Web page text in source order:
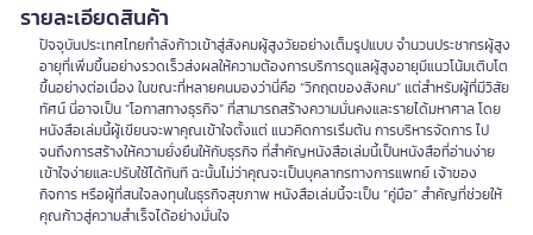
รายละเอียดสินค้า
ปัจจุบันประเทศไทยกำลังก้าวเข้าสู่สังคมผู้สูงวัยอย่างเต็มรูปแบบ จำนวนประชากรผู้สูง
อายุที่เพิ่มขึ้นอย่างรวดเร็วส่งผลให้ความต้องการบริการดูแลผู้สูงอายุมีแนวโน้มเติบโต
ขึ้นอย่างต่อเนื่อง ในขณะที่หลายคนมองว่านี่คือ “วิกฤตของสังคม” แต่สำหรับผู้ที่มีวิสัย
ทัศน์ นี่อาจเป็น “โอกาสทางธุรกิจ” ที่สามารถสร้างความมั่นคงและรายได้มหาศาล โดย
หนังสือเล่มนี้ผู้เขียนจะพาคุณเข้าใจตั้งแต่ แนวคิดการเริ่มต้น การบริหารจัดการ ไป
จนถึงการสร้างให้ความยั่งยืนให้กับธุรกิจ ที่สำคัญหนังสือเล่มนี้เป็นหนังสือที่อ่านง่าย
เข้าใจง่ายและปรับใช้ได้ทันที ฉะนั้นไม่ว่าคุณจะเป็นบุคลากรทางการแพทย์ เจ้าของ
กิจการ หรือผู้ที่สนใจลงทุนในธุรกิจสุขภาพ หนังสือเล่มนี้จะเป็น “คู่มือ” สำคัญที่ช่วยให้
คุณก้าวสู่ความสำเร็จได้อย่างมั่นใจ